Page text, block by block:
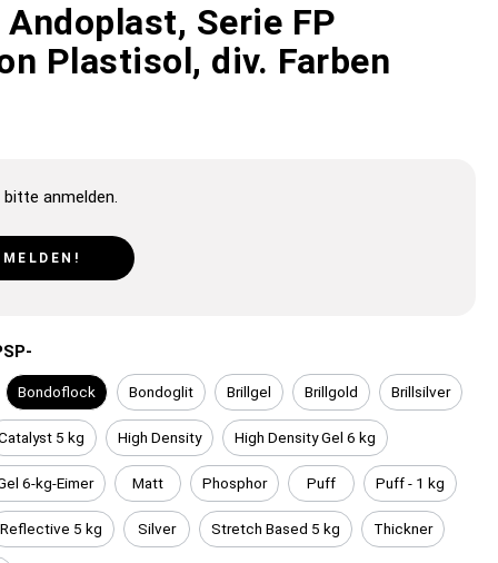
Serie FP
Plastisol, div. Farben
bitte anmelden.
Bondoflock Bondoglit Brillgel Brillgold Brillsilver
5 kg High Density High Density Gel 6 kg
6-kg-Eimer Matt Phosphor Puff Puff - 1 kg
Reflective 5 kg Silver Stretch Based 5 kg Thickner